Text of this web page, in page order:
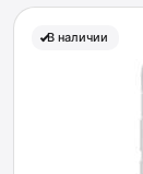
В наличии